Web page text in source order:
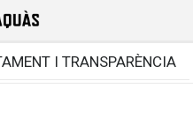
I TRANSPARÈNCIA